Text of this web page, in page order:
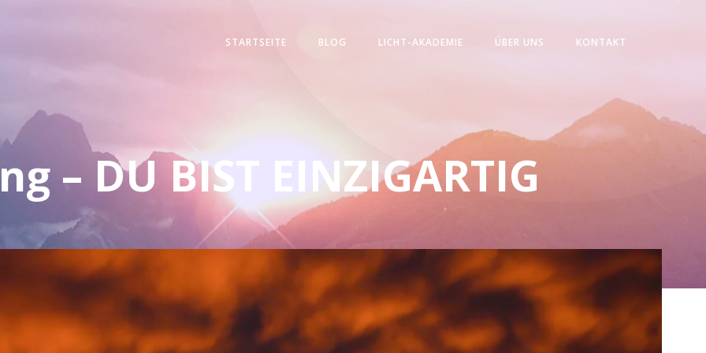
STARTSEITE BLOG LICHT-AKADEMIE ÜBER UNS KONTAKT
– DU BIST EINZIGARTIG